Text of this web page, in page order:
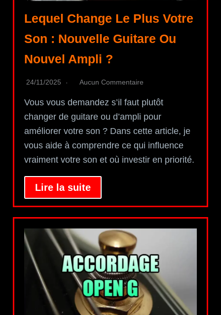
Lequel Change Le Plus Votre
Son : Nouvelle Guitare Ou
Nouvel Ampli ?
24/11/2025 Aucun Commentaire
Vous vous demandez s’il faut plutôt
changer de guitare ou d’ampli pour
améliorer votre son ? Dans cette article, je
vous aide à comprendre ce qui influence
vraiment votre son et où investir en priorité.
Lire la suite